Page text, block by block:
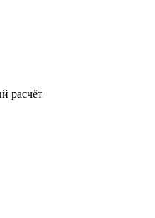
расчёт